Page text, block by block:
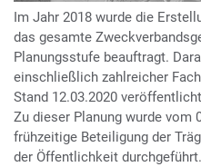
Im Jahr 2018 wurde die
das gesamte
Planungsstufe beauftragt.
einschließlich zahlreicher
Stand 12.03.2020
Zu dieser Planung wurde vom
frühzeitige Beteiligung der
der Öffentlichkeit durchgeführt.